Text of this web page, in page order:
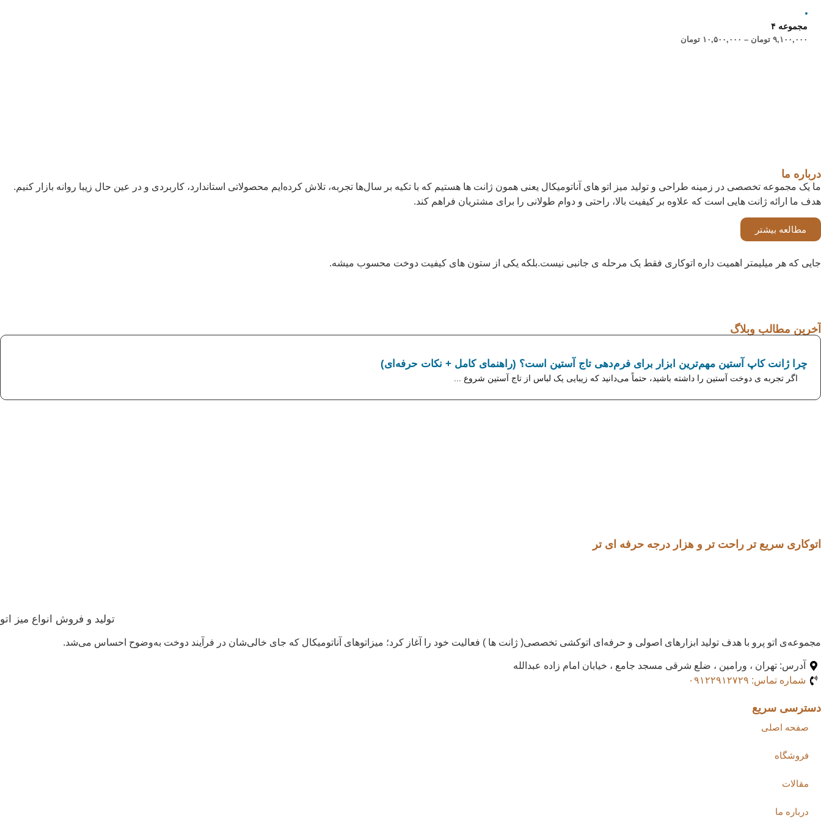
مجموعه ۴
۹,۱۰۰,۰۰۰ تومان – ۱۰,۵۰۰,۰۰۰ تومان
درباره ما
ما یک مجموعه تخصصی در زمینه طراحی و تولید میز اتو های آناتومیکال یعنی همون ژانت ها هستیم که با تکیه بر سال‌ها تجربه، تلاش کرده‌ایم محصولاتی استاندارد، کاربردی و در عین حال زیبا روانه بازار کنیم.
هدف ما ارائه ژانت هایی است که علاوه بر کیفیت بالا، راحتی و دوام طولانی را برای مشتریان فراهم کند.
مطالعه بیشتر
جایی که هر میلیمتر اهمیت داره اتوکاری فقط یک مرحله ی جانبی نیست.بلکه یکی از ستون های کیفیت دوخت محسوب میشه.
آخرین مطالب وبلاگ
چرا ژانت کاپ آستین مهم‌ترین ابزار برای فرم‌دهی تاج آستین است؟ (راهنمای کامل + نکات حرفه‌ای)
اگر تجربه ی دوخت آستین را داشته باشید، حتماً می‌دانید که زیبایی یک لباس از تاج آستین شروع ...
اتوکاری سریع تر راحت تر و هزار درجه حرفه ای تر
تولید و فروش انواع میز اتو
مجموعه‌ی اتو پرو با هدف تولید ابزارهای اصولی و حرفه‌ای اتوکشی تخصصی( ژانت ها ) فعالیت خود را آغاز کرد؛ میزاتوهای آناتومیکال که جای خالی‌شان در فرآیند دوخت به‌وضوح احساس می‌شد.
آدرس: تهران ، ورامین ، ضلع شرقی مسجد جامع ، خیابان امام زاده عبدالله
شماره تماس: ۰۹۱۲۲۹۱۲۷۲۹
دسترسی سریع
صفحه اصلی
فروشگاه
مقالات
درباره ما